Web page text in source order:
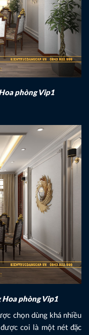
phòng Vip1
Hoa phòng Vip1
chọn dùng khá nhiều
coi là một nét đặc